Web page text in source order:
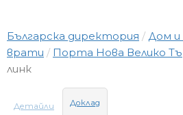
Българска директория Дом и
врати
Порта Нова Велико
линк
Детайли Доклад